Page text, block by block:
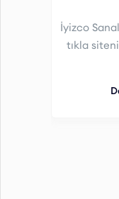
İyizco
tıkla